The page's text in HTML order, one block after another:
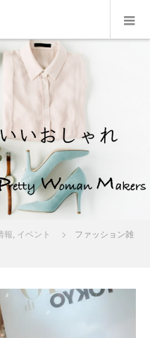
報, イベント
ファッション雑